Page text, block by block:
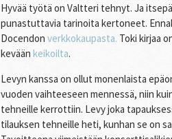
Hyvää työtä on Valtteri tehnyt. Ja
punastuttavia tarinoita kertoneet.
Docendon verkkokaupasta. Toki kirjaa
kevään keikoilta.
Levyn kanssa on ollut monenlaista
vuoden vaihteeseen mennessä, niin
tehneille kerrottiin. Levy joka
tilauksen tehneille heti, kunhan se on